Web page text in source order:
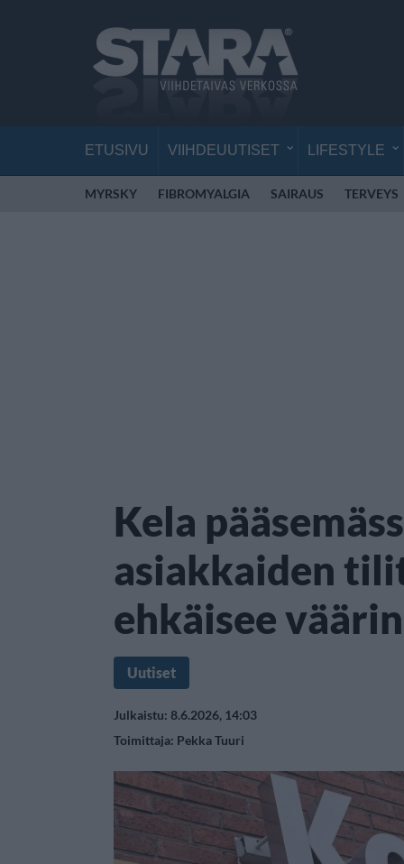
ETUSIVU VIIHDEUUTISET LIFESTYLE
MYRSKY FIBROMYALGIA SAIRAUS TERVEYS
Kela
asiakkaiden
ehkäisee
Uutiset
Julkaistu: 8.6.2026, 14:03
Toimittaja: Pekka Tuuri